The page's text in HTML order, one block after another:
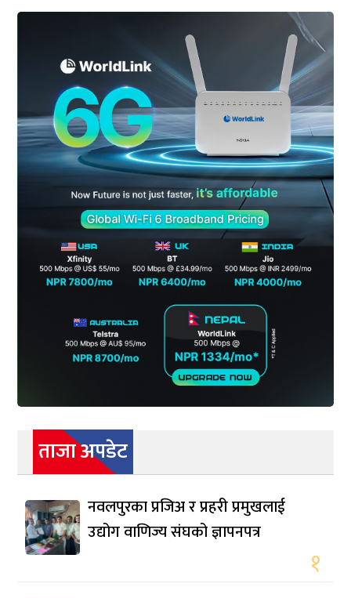
ताजा अपडेट
नवलपुरका प्रजिअ र प्रहरी प्रमुखलाई
उद्योग वाणिज्य संघको ज्ञापनपत्र
१